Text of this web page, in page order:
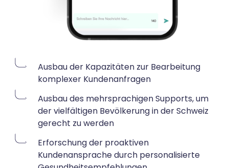
Ausbau der Kapazitäten zur Bearbeitung
komplexer Kundenanfragen
Ausbau des mehrsprachigen Supports, um
der vielfältigen Bevölkerung in der Schweiz
gerecht zu werden
Erforschung der proaktiven
Kundenansprache durch personalisierte